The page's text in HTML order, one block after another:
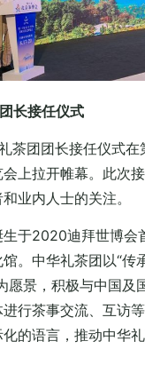
长接任仪式
茶团团长接任仪式
上拉开帷幕。此次
业内人士的关注。
于2020迪拜世博会
。中华礼茶团以“传
愿景，积极与中国及
行茶事交流、互访
的语言，推动中华